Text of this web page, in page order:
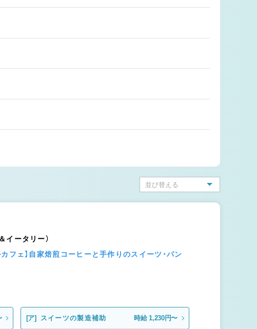
ータリー）
フェ】自家焙煎コーヒーと手作りのスイーツ・パン
[ア] スイーツの製造補助 時給 1,230円〜